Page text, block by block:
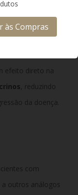
excessiva de
efeito direto na
, reduzindo
da doença.
com
a outros análogos
às Compras